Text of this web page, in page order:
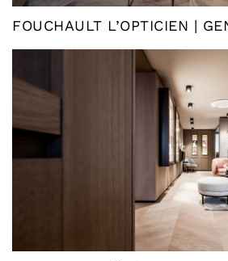
FOUCHAULT L’OPTICIEN |